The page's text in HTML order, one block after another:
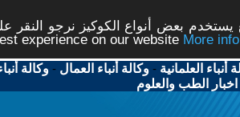
بعض أنواع الكوكيز نرجو النقر
experience on our website
أنباء العلمانية -وكالة أنباء العمال -وكالة
اخبار الطب والعلوم